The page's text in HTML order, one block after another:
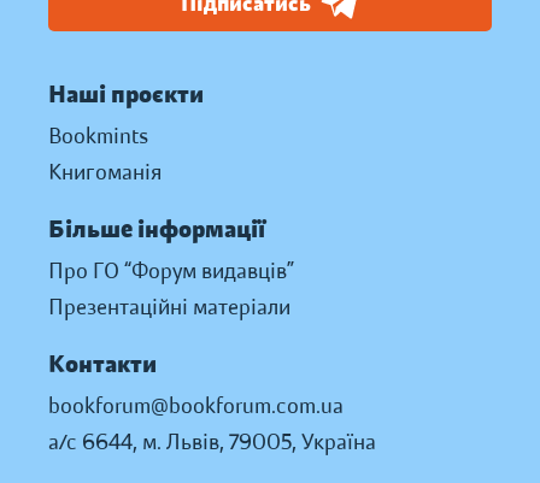
Наші проєкти
Bookmints
Книгоманія
Більше інформації
Про ГО “Форум видавців”
Презентаційні матеріали
Контакти
bookforum@bookforum.com.ua
а/с 6644, м. Львів, 79005, Україна